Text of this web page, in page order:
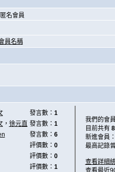
名會員
員名稱
發言數： 1
， 徐元直 發言數： 1
發言數： 6
評價數： 0
評價數： 0
評價數： 1
我們的會
目前共有
新進會員
最高記錄
查看詳細
查看最近